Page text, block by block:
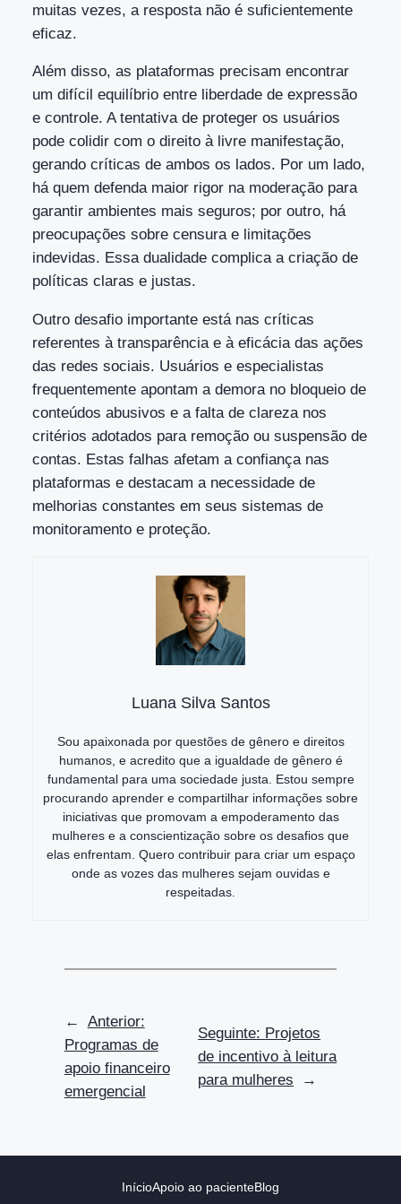
muitas vezes, a resposta não é suficientemente
eficaz.
Além disso, as plataformas precisam encontrar
um difícil equilíbrio entre liberdade de expressão
e controle. A tentativa de proteger os usuários
pode colidir com o direito à livre manifestação,
gerando críticas de ambos os lados. Por um lado,
há quem defenda maior rigor na moderação para
garantir ambientes mais seguros; por outro, há
preocupações sobre censura e limitações
indevidas. Essa dualidade complica a criação de
políticas claras e justas.
Outro desafio importante está nas críticas
referentes à transparência e à eficácia das ações
das redes sociais. Usuários e especialistas
frequentemente apontam a demora no bloqueio de
conteúdos abusivos e a falta de clareza nos
critérios adotados para remoção ou suspensão de
contas. Estas falhas afetam a confiança nas
plataformas e destacam a necessidade de
melhorias constantes em seus sistemas de
monitoramento e proteção.
Luana Silva Santos
Sou apaixonada por questões de gênero e direitos
humanos, e acredito que a igualdade de gênero é
fundamental para uma sociedade justa. Estou sempre
procurando aprender e compartilhar informações sobre
iniciativas que promovam a empoderamento das
mulheres e a conscientização sobre os desafios que
elas enfrentam. Quero contribuir para criar um espaço
onde as vozes das mulheres sejam ouvidas e
respeitadas.
←
Anterior:
Programas de
apoio financeiro
emergencial
Seguinte: Projetos
de incentivo à leitura
para mulheres
→
InícioApoio ao pacienteBlog